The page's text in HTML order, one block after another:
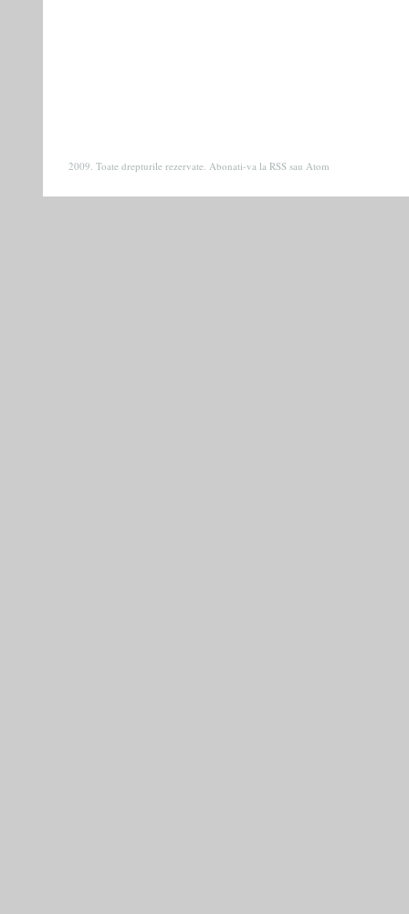
2009. Toate drepturile rezervate. Abonati-va la RSS sau Atom